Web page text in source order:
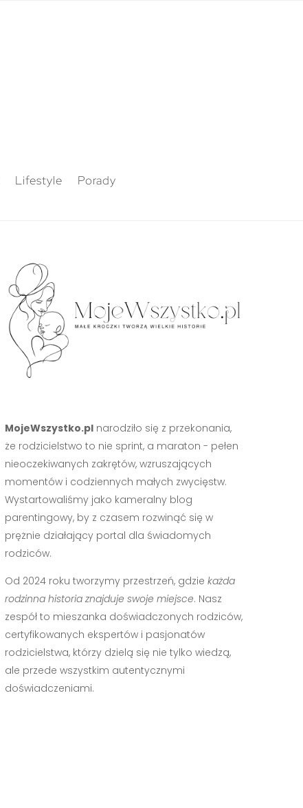
Lifestyle Porady
MojeWszystko.plnarodziło się z przekonania,
że rodzicielstwo to nie sprint, a maraton - pełen
nieoczekiwanych zakrętów, wzruszających
momentów i codziennych małych zwycięstw.
Wystartowaliśmy jako kameralny blog
parentingowy, by z czasem rozwinąć się w
prężnie działający portal dla świadomych
rodziców.
Od 2024 roku tworzymy przestrzeń, gdzie każda
rodzinna historia znajduje swoje miejsce. Nasz
zespół to mieszanka doświadczonych rodziców,
certyfikowanych ekspertów i pasjonatów
rodzicielstwa, którzy dzielą się nie tylko wiedzą,
ale przede wszystkim autentycznymi
doświadczeniami.